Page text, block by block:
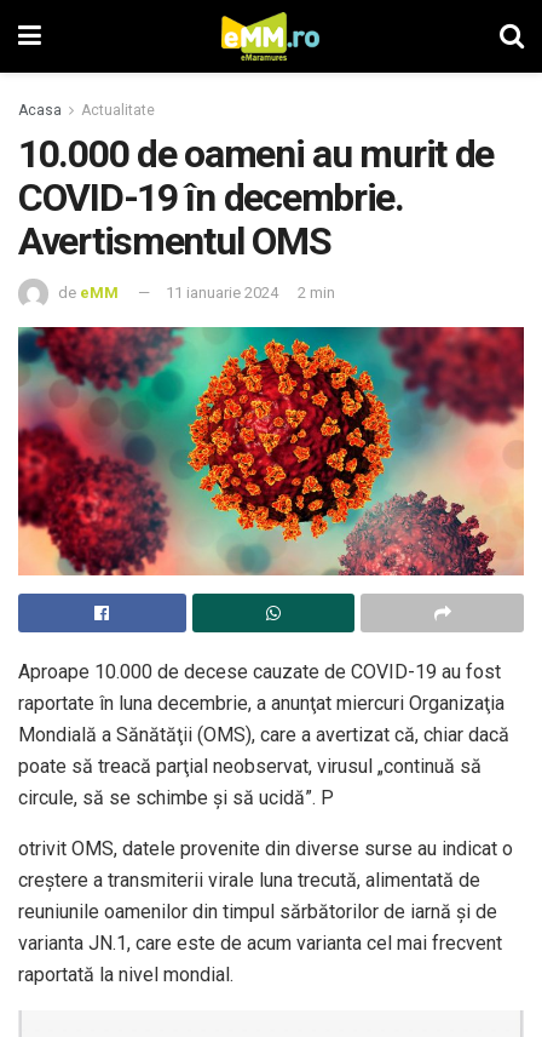
Acasa Actualitate
10.000 de oameni au murit de
COVID-19 în decembrie.
Avertismentul OMS
de eMM 11 ianuarie 2024 2 min
Aproape 10.000 de decese cauzate de COVID-19 au fost
raportate în luna decembrie, a anunţat miercuri Organizaţia
Mondială a Sănătăţii (OMS), care a avertizat că, chiar dacă
poate să treacă parţial neobservat, virusul „continuă să
circule, să se schimbe şi să ucidă”. P
otrivit OMS, datele provenite din diverse surse au indicat o
creştere a transmiterii virale luna trecută, alimentată de
reuniunile oamenilor din timpul sărbătorilor de iarnă şi de
varianta JN.1, care este de acum varianta cel mai frecvent
raportată la nivel mondial.